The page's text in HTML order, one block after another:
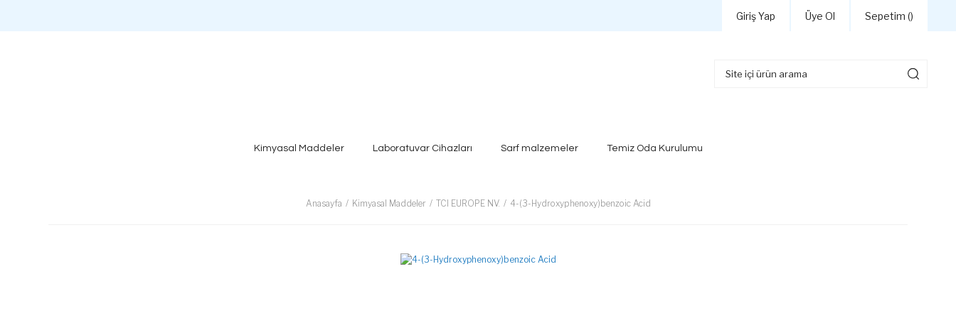
Giriş Yap Üye Ol Sepetim ()
Kimyasal Maddeler Laboratuvar Cihazları Sarf malzemeler Temiz Oda Kurulumu
Anasayfa Kimyasal Maddeler TCI EUROPE NV. 4-(3-Hydroxyphenoxy)benzoic Acid